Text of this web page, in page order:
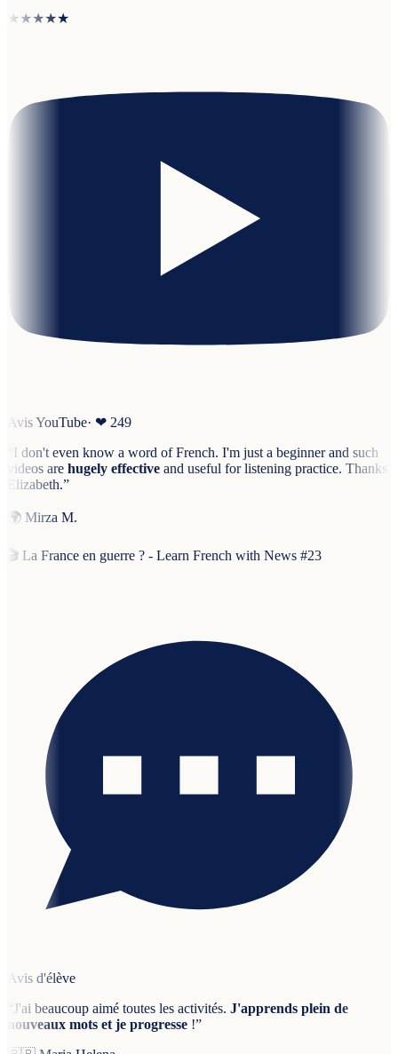
★★★★★
Avis YouTube· ❤ 249
I don't even know a word of French. I'm just a beginner and such
videos are hugely effective and useful for listening practice. Thanks
Elizabeth.”
🌍 Mirza M.
🎬 La France en guerre ? - Learn French with News #23
Avis d'élève
J'ai beaucoup aimé toutes les activités. J'apprends plein de
nouveaux mots et je progresse !”